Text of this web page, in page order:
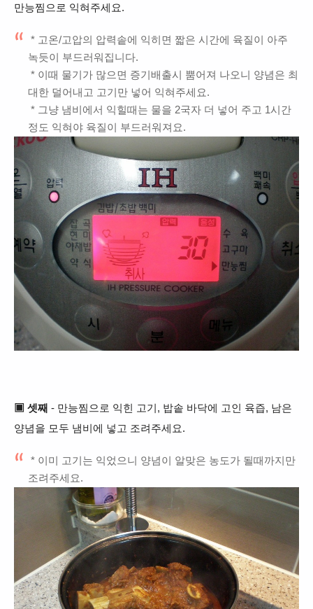
만능찜으로 익혀주세요.
* 고온/고압의 압력솥에 익히면 짧은 시간에 육질이 아주
녹듯이 부드러워집니다.
* 이때 물기가 많으면 증기배출시 뿜어져 나오니 양념은 최
대한 덜어내고 고기만 넣어 익혀주세요.
* 그냥 냄비에서 익힐때는 물을 2국자 더 넣어 주고 1시간
정도 익혀야 육질이 부드러워져요.
▣ 셋째 - 만능찜으로 익힌 고기, 밥솥 바닥에 고인 육즙, 남은
양념을 모두 냄비에 넣고 조려주세요.
* 이미 고기는 익었으니 양념이 알맞은 농도가 될때까지만
조려주세요.